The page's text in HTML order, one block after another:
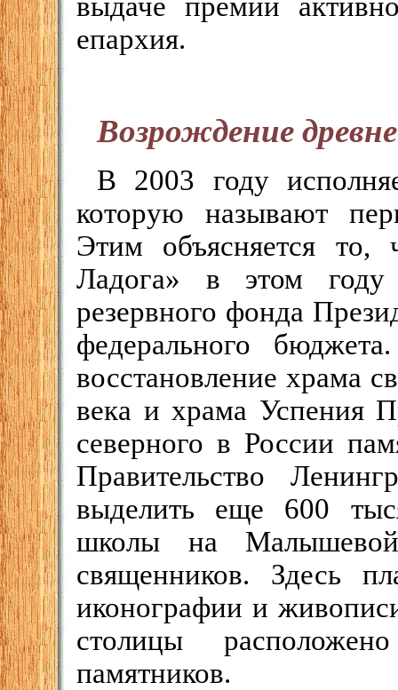
епархия.
Возрождение
В 2003 году
которую называют
Этим объясняется то,
Ладога» в этом
резервного фонда
федерального
восстановление храма
века и храма Успения
северного в России
Правительство
выделить еще 600
школы на
священников. Здесь
иконографии и
столицы
памятников.